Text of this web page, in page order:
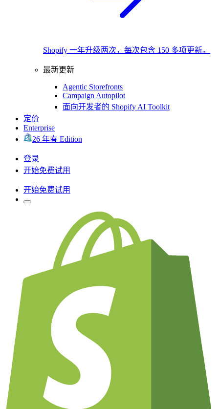
Shopify 一年升级两次，每次包含 150 多项更新。
最新更新
Agentic Storefronts
Campaign Autopilot
面向开发者的 Shopify AI Toolkit
定价
Enterprise
26 年春 Edition
登录
开始免费试用
开始免费试用